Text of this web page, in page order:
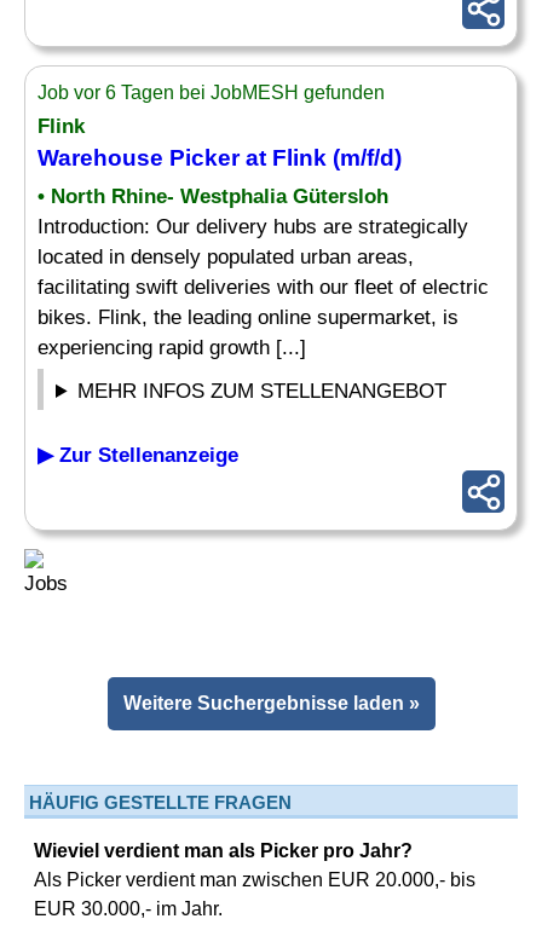
Job vor 6 Tagen bei JobMESH gefunden
Flink
Warehouse Pickerat Flink (m/f/d)
• North Rhine- Westphalia Gütersloh
Introduction: Our delivery hubs are strategically
located in densely populated urban areas,
facilitating swift deliveries with our fleet of electric
bikes. Flink, the leading online supermarket, is
experiencing rapid growth [...]
MEHR INFOS ZUM STELLENANGEBOT
▶ Zur Stellenanzeige
Weitere Suchergebnisse laden »
HÄUFIG GESTELLTE FRAGEN
Wieviel verdient man als Picker pro Jahr?
Als Picker verdient man zwischen EUR 20.000,- bis
EUR 30.000,- im Jahr.